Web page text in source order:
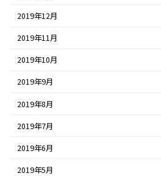
2019年12月
2019年11月
2019年10月
2019年9月
2019年8月
2019年7月
2019年6月
2019年5月